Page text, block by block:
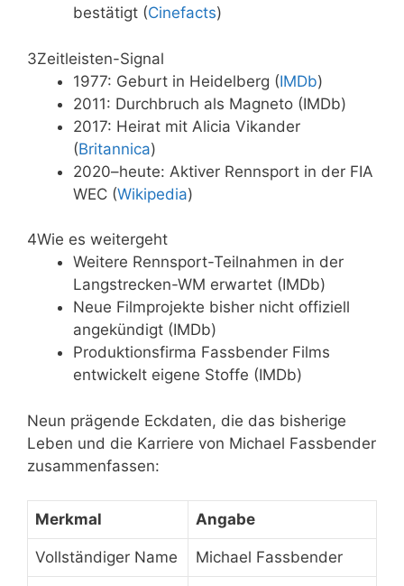
bestätigt (Cinefacts)
3Zeitleisten-Signal
1977: Geburt in Heidelberg (IMDb)
2011: Durchbruch als Magneto (IMDb)
2017: Heirat mit Alicia Vikander
(Britannica)
2020–heute: Aktiver Rennsport in der FIA
WEC (Wikipedia)
4Wie es weitergeht
Weitere Rennsport-Teilnahmen in der
Langstrecken-WM erwartet (IMDb)
Neue Filmprojekte bisher nicht offiziell
angekündigt (IMDb)
Produktionsfirma Fassbender Films
entwickelt eigene Stoffe (IMDb)
Neun prägende Eckdaten, die das bisherige
Leben und die Karriere von Michael Fassbender
zusammenfassen:
Merkmal Angabe
Vollständiger Name Michael Fassbender